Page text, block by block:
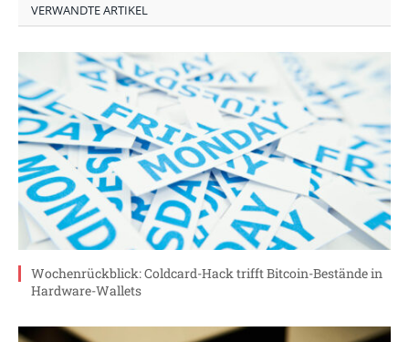
VERWANDTE ARTIKEL
Wochenrückblick: Coldcard-Hack trifft Bitcoin-Bestände in
Hardware-Wallets